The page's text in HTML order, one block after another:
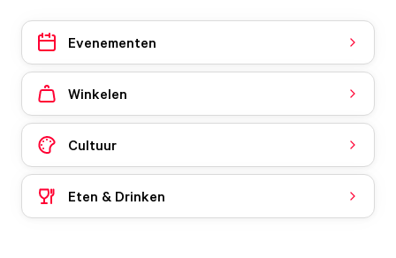
Evenementen
Winkelen
Cultuur
Eten & Drinken